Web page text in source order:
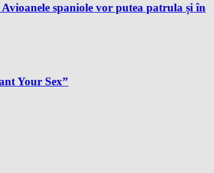
spaniole vor putea patrula și în
Your Sex”